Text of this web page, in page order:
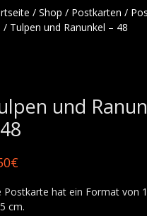
/ Shop / Postkarten /
/ Tulpen und Ranunkel – 48
und
€
Postkarte hat ein Format von
cm.